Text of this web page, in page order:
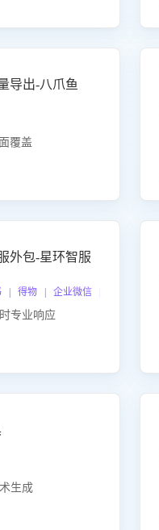
导出-八爪鱼
覆盖
外包-星环智服
得物 | 企业微信 | 跨平台
专业响应
生成